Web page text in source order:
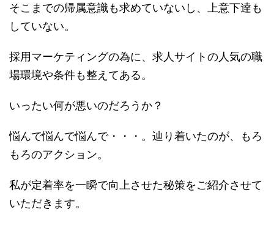
そこまでの帰属意識も求めていないし、上意下逹も
していない。
採用マーケティングの為に、求人サイトの人気の職
場環境や条件も整えてある。
いったい何が悪いのだろうか？
悩んで悩んで悩んで・・・。辿り着いたのが、もろ
もろのアクション。
私が定着率を一瞬で向上させた秘策をご紹介させて
いただきます。